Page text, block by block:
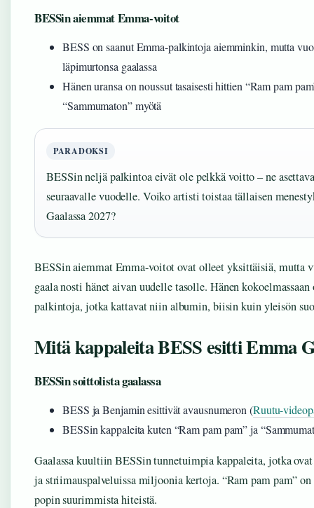
BESSin aiemmat Emma-voitot
BESS on saanut Emma-palkintoja aiemminkin, mutta
läpimurtonsa gaalassa
Hänen uransa on noussut tasaisesti hittien “Ram pam
“Sammumaton” myötä
PARADOKSI
BESSin neljä palkintoa eivät ole pelkkä voitto – ne
seuraavalle vuodelle. Voiko artisti toistaa tällaisen
Gaalassa 2027?
BESSin aiemmat Emma-voitot ovat olleet yksittäisiä, mutta
gaala nosti hänet aivan uudelle tasolle. Hänen
palkintoja, jotka kattavat niin albumin, biisin kuin yleisön
Mitä kappaleita BESS esitti Emma
BESSin soittolista gaalassa
BESS ja Benjamin esittivät avausnumeron (Ruutu-
BESSin kappaleita kuten “Ram pam pam” ja
Gaalassa kuultiin BESSin tunnetuimpia kappaleita, jotka ovat
ja striimauspalveluissa miljoonia kertoja. “Ram pam pam”
popin suurimmista hiteistä.